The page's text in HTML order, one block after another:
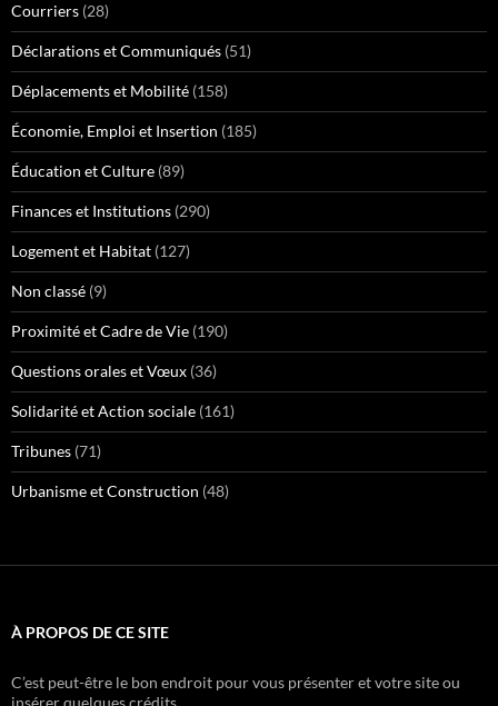
Courriers (28)
Déclarations et Communiqués (51)
Déplacements et Mobilité (158)
Économie, Emploi et Insertion (185)
Éducation et Culture (89)
Finances et Institutions (290)
Logement et Habitat (127)
Non classé (9)
Proximité et Cadre de Vie (190)
Questions orales et Vœux (36)
Solidarité et Action sociale (161)
Tribunes (71)
Urbanisme et Construction (48)
À PROPOS DE CE SITE
C’est peut-être le bon endroit pour vous présenter et votre site ou